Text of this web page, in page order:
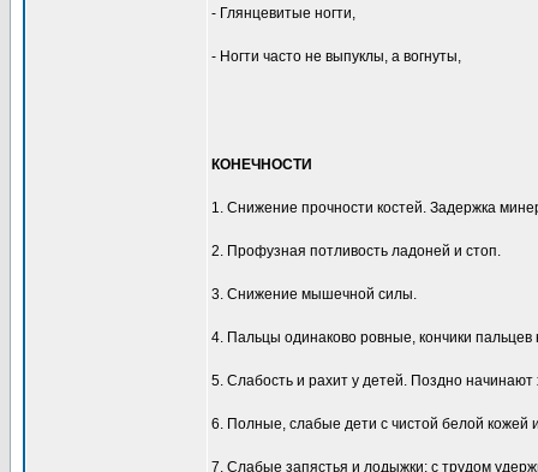
- Глянцевитые ногти,
- Ногти часто не выпуклы, а вогнуты,
КОНЕЧНОСТИ
1. Снижение прочности костей. Задержка
2. Профузная потливость ладоней и стоп.
3. Снижение мышечной силы.
4. Пальцы одинаково ровные, кончики
5. Слабость и рахит у детей. Поздно начинают
6. Полные, слабые дети с чистой белой
7. Слабые запястья и лодыжки; с трудом